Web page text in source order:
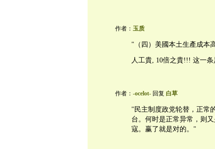
作者： 玉质
"（四）美國本土生產成本
人工貴, 10倍之貴!!! 这一条
作者： -ocelot-回复 白草
"民主制度政党轮替，正常
台。何时是正常异常，则
寇。赢了就是对的。"